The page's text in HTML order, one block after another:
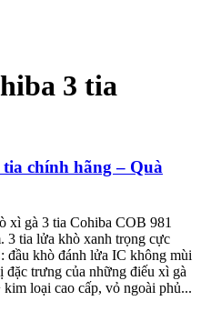
3 tia
chính hãng – Quà
xì gà 3 tia Cohiba COB 981
3 tia lửa khò xanh trọng cực
đầu khò đánh lửa IC không mùi
trưng của những điếu xì gà
loại cao cấp, vỏ ngoài phủ...